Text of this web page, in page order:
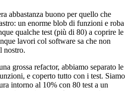
abbastanza buono per quello che
un enorme blob di funzioni e roba
qualche test (più di 80) a coprire le
lavori col software sa che non
nostro.
grossa refactor, abbiamo separato le
e coperto tutto con i test. Siamo
intorno al 10% con 80 test a un